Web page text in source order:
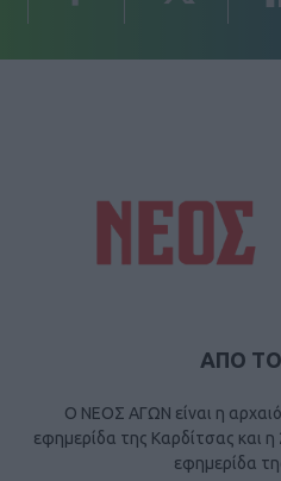
ΑΠΟ ΤΟ
Ο ΝΕΟΣ ΑΓΩΝ είναι η
εφημερίδα της Καρδίτσας και
εφημερίδα